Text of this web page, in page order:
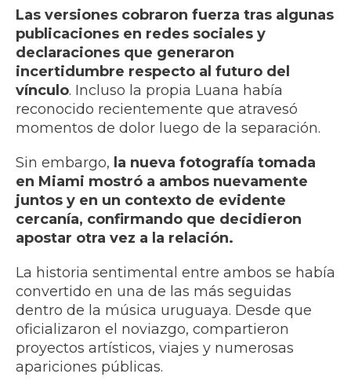
Las versiones cobraron fuerza tras algunas
publicaciones en redes sociales y
declaraciones que generaron
incertidumbre respecto al futuro del
vínculo. Incluso la propia Luana había
reconocido recientemente que atravesó
momentos de dolor luego de la separación.
Sin embargo, la nueva fotografía tomada
en Miami mostró a ambos nuevamente
juntos y en un contexto de evidente
cercanía, confirmando que decidieron
apostar otra vez a la relación.
La historia sentimental entre ambos se había
convertido en una de las más seguidas
dentro de la música uruguaya. Desde que
oficializaron el noviazgo, compartieron
proyectos artísticos, viajes y numerosas
apariciones públicas.